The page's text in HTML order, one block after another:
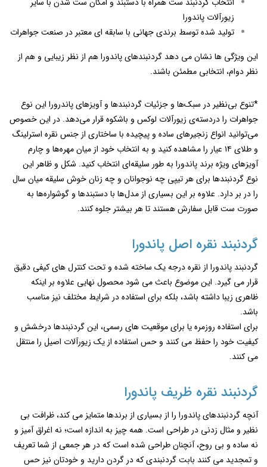
زیورآلات پاندورا
تولید شده توسط برندی جهانی با سابقه‌ ای معتبر در صنعت جواهرات
این ویژگی ‌ها نشان می دهد گردنبندهای پاندورا هم از نظر زیبایی و هم از
نظر دوام، انتخابی مطمئن باشند.
*تنوع بی‌نظیر در سبک‌ها و جزئیات گردنبندها و آویزهای پاندرورا این نوع
جواهرات را دردسته‌ی زیورآلات لوکس و باشکوه قرار می‌دهد. در این خصوص
می‌توانید انواع زنجیرهای ساده و پیچیده با ساختاری از جنس نقره استرلینگ
و طلای ۱۴ عیار را مشاهده کنید و به انتخاب خود از میان مهره‌ها و چارم
آویزهای ویژه برند پاندورا به طور سلیقه‌ای انتخاب کنید. شکل و ظاهر این
نوع گردنبندها برای هر تیپی چه نوجوانان و چه زنان خوش سلیقه میان سال
را در بر دارد. علاوه بر این بسیاری از مدل‌ها با دستبندها و گوشواره‌ها به
صورت ست قابل سفارش هستند تا هر بیشتر جلوه کنند.
گردنبند نقره اصل پاندورا
گردنبند پاندورا از نقره درجه یک ساخته شده و تحت کنترل ‌های کیفی دقیق
قرار می ‌گیرد. این موضوع باعث می‌ شود محصول نهایی علاوه بر اینکه
ظاهری زیبا داشته باشد، بلکه برای استفاده در شرایط مختلف نیز مناسب
باشد.
برای استفاده روزمره یا برای موقعیت ‌های رسمی، این گردنبندها درخشش و
کیفیت خود را حفظ می ‌کنند و حس استفاده از یک زیورآلات اصیل را منتقل
می‌ کنند.
گردنبند نقره ظریف پاندورا
آنچه گردنبندهای پاندورا را از بسیاری از برندها متمایز می‌ کند، ظرافت بی
نظیر و مثال زدنی در طراحی است. همه ‌چیز به اندازه است؛ نه اغراق‌ آمیز و
نه ساده‌ و بی‌ روح، آنچنان طراحی شده است که در هر جمعی از شما تعریف
و تمجدید می کنند بابت گردنبندی که در گردن دارید و خودتان نیز حس